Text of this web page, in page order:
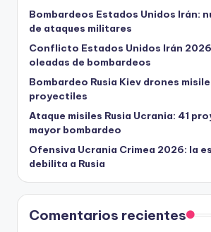
Bombardeos Estados Unidos Irán:
de ataques militares
Conflicto Estados Unidos Irán
oleadas de bombardeos
Bombardeo Rusia Kiev drones
proyectiles
Ataque misiles Rusia Ucrania: 41
mayor bombardeo
Ofensiva Ucrania Crimea 2026: la
debilita a Rusia
Comentarios recientes